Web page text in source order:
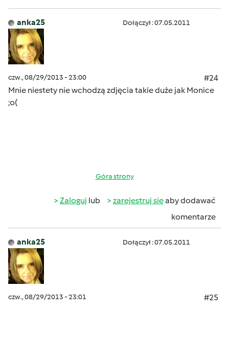
anka25 Dołączył : 07.05.2011
czw., 08/29/2013 - 23:00
#24
Mnie niestety nie wchodzą zdjęcia takie duże jak Monice
;o(
Góra strony
Zaloguj lub zarejestruj sięaby dodawać
komentarze
anka25 Dołączył : 07.05.2011
czw., 08/29/2013 - 23:01 #25